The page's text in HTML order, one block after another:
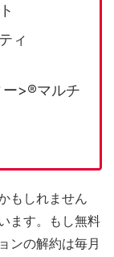
ィ
ー>®︎マルチ
もしれません
ます。もし無料
ンの解約は毎月